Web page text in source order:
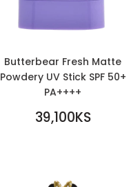
Butterbear Fresh Matte
Powdery UV Stick SPF 50+
PA++++
REGULAR
39,100KS